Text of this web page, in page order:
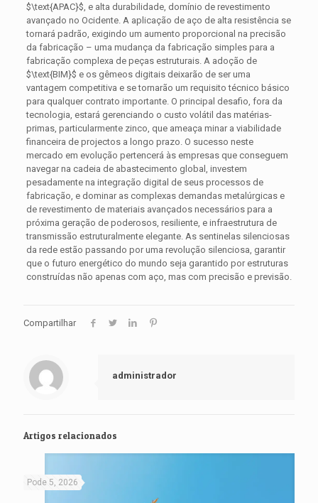
$\text{APAC}$ , e alta durabilidade, domínio de revestimento
avançado no Ocidente. A aplicação de aço de alta resistência se
tornará padrão, exigindo um aumento proporcional na precisão
da fabricação – uma mudança da fabricação simples para a
fabricação complexa de peças estruturais. A adoção de
$\text{BIM}$ e os gêmeos digitais deixarão de ser uma
vantagem competitiva e se tornarão um requisito técnico básico
para qualquer contrato importante. O principal desafio, fora da
tecnologia, estará gerenciando o custo volátil das matérias-
primas, particularmente zinco, que ameaça minar a viabilidade
financeira de projectos a longo prazo. O sucesso neste
mercado em evolução pertencerá às empresas que conseguem
navegar na cadeia de abastecimento global, investem
pesadamente na integração digital de seus processos de
fabricação, e dominar as complexas demandas metalúrgicas e
de revestimento de materiais avançados necessários para a
próxima geração de poderosos, resiliente, e infraestrutura de
transmissão estruturalmente elegante. As sentinelas silenciosas
da rede estão passando por uma revolução silenciosa, garantir
que o futuro energético do mundo seja garantido por estruturas
construídas não apenas com aço, mas com precisão e previsão.
Compartilhar
administrador
Artigos relacionados
Pode 5, 2026